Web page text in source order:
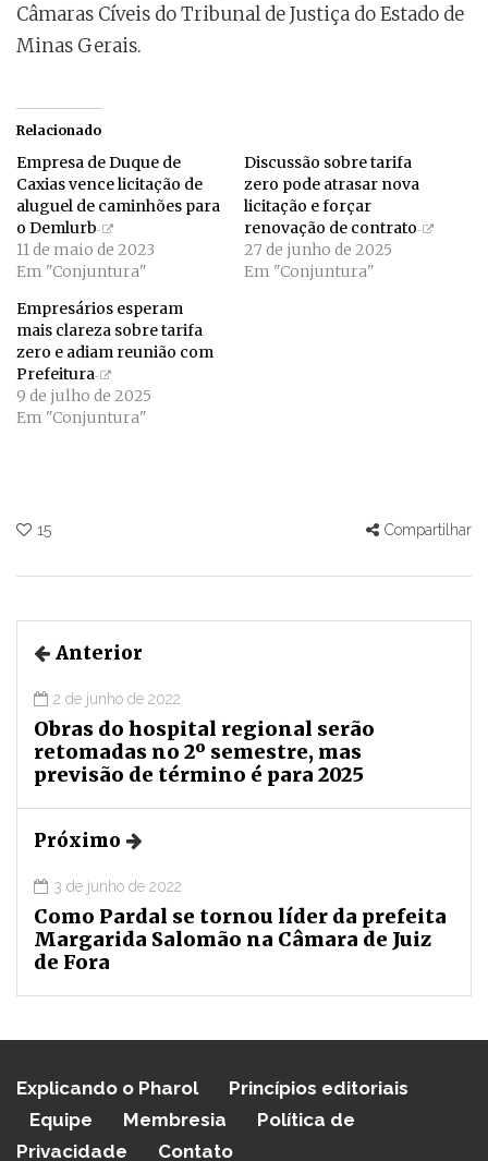
Câmaras Cíveis do Tribunal de Justiça do Estado de
Minas Gerais.
Relacionado
Empresa de Duque de
Caxias vence licitação de
aluguel de caminhões para
o Demlurb
11 de maio de 2023
Em "Conjuntura"
Discussão sobre tarifa
zero pode atrasar nova
licitação e forçar
renovação de contrato
27 de junho de 2025
Em "Conjuntura"
Empresários esperam
mais clareza sobre tarifa
zero e adiam reunião com
Prefeitura
9 de julho de 2025
Em "Conjuntura"
15 Compartilhar
Anterior
2 de junho de 2022
Obras do hospital regional serão
retomadas no 2º semestre, mas
previsão de término é para 2025
Próximo
3 de junho de 2022
Como Pardal se tornou líder da prefeita
Margarida Salomão na Câmara de Juiz
de Fora
Explicando o Pharol
Princípios editoriais
Equipe
Membresia
Política de
Privacidade
Contato